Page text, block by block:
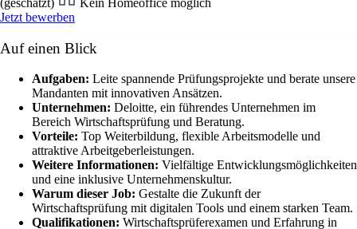
Jetzt bewerben
Auf einen Blick
Aufgaben: Leite spannende Prüfungsprojekte und berate unsere
Mandanten mit innovativen Ansätzen.
Unternehmen: Deloitte, ein führendes Unternehmen im
Bereich Wirtschaftsprüfung und Beratung.
Vorteile: Top Weiterbildung, flexible Arbeitsmodelle und
attraktive Arbeitgeberleistungen.
Weitere Informationen: Vielfältige Entwicklungsmöglichkeiten
und eine inklusive Unternehmenskultur.
Warum dieser Job: Gestalte die Zukunft der
Wirtschaftsprüfung mit digitalen Tools und einem starken Team.
Qualifikationen: Wirtschaftsprüferexamen und Erfahrung in